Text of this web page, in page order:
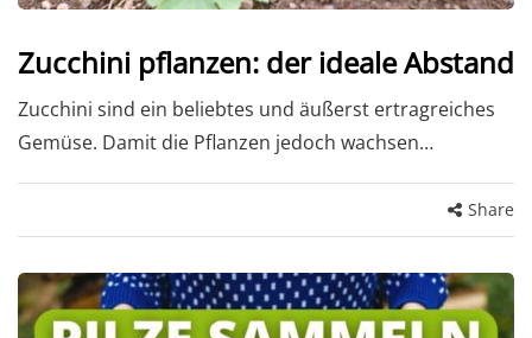
Zucchini pflanzen: der ideale Abstand
Zucchini sind ein beliebtes und äußerst ertragreiches
Gemüse. Damit die Pflanzen jedoch wachsen…
Share